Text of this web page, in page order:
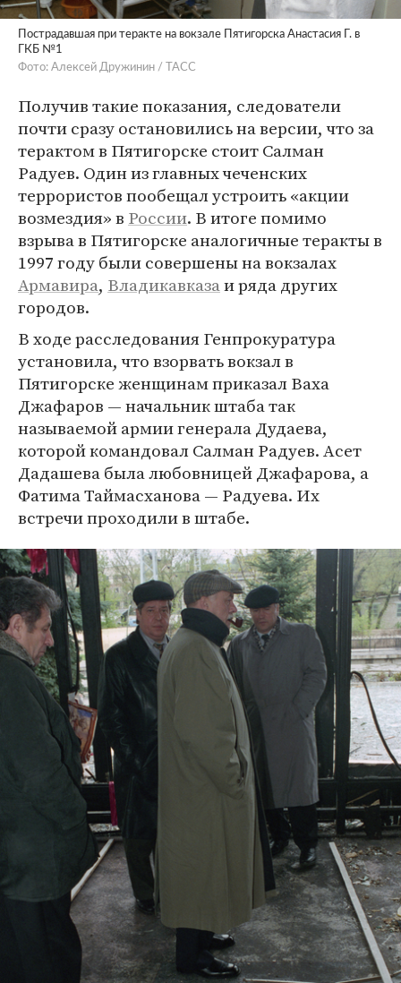
Пострадавшая при теракте на вокзале Пятигорска Анастасия Г. в
ГКБ №1
Фото: Алексей Дружинин / ТАСС
Получив такие показания, следователи
почти сразу остановились на версии, что за
терактом в Пятигорске стоит Салман
Радуев. Один из главных чеченских
террористов пообещал устроить «акции
возмездия» в России. В итоге помимо
взрыва в Пятигорске аналогичные теракты в
1997 году были совершены на вокзалах
Армавира, Владикавказаи ряда других
городов.
В ходе расследования Генпрокуратура
установила, что взорвать вокзал в
Пятигорске женщинам приказал Ваха
Джафаров — начальник штаба так
называемой армии генерала Дудаева,
которой командовал Салман Радуев. Асет
Дадашева была любовницей Джафарова, а
Фатима Таймасханова — Радуева. Их
встречи проходили в штабе.